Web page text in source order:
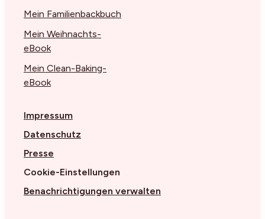
Mein Familienbackbuch
Mein Weihnachts-
eBook
Mein Clean-Baking-
eBook
Impressum
Datenschutz
Presse
Cookie-Einstellungen
Benachrichtigungen verwalten